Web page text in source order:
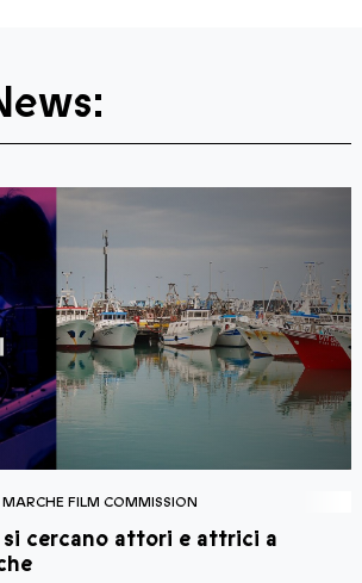
MARCHE FILM COMMISSION
cercano attori e attrici a